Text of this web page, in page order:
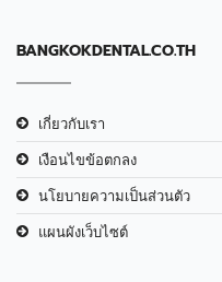
BANGKOKDENTAL.CO.TH
เกี่ยวกับเรา
เงือนไขข้อตกลง
นโยบายความเป็นส่วนตัว
แผนผังเว็บไซต์